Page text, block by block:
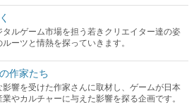
タルゲーム市場を担う若きクリエイター達の姿
ーツと情熱を探っていきます。
作家たち
響を受けた作家さんに取材し、ゲームが日本
やカルチャーに与えた影響を探る企画です。